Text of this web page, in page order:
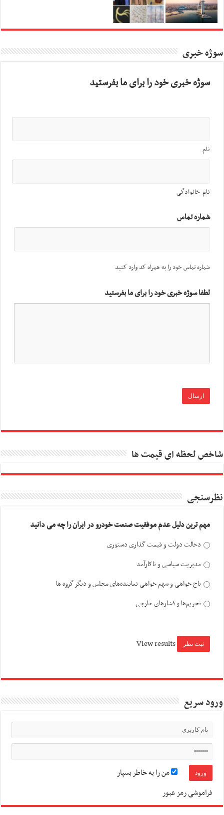
سوژه خبری
سوژه خبری خود را برای ما بفرستید
نام
نام خانوادگی
شماره تماس
شماره تماس خود را به همراه کد وارد کنید
لطفا سوژه خبری خود را برای ما بفرستید
شاخص لحظه ای قیمت ها
نظرسنجی
مهم ترین دلیل عدم موفقیت صنعت خودرو در ایران را چه می دانید
دخالت دولت و قیمت گذاری دستوری
مدیریت سیاسی و ناکارآمد
باج خواهی و سهم خواهی نماینده‌های مجلس و دیگر گروه ها
تحریم‌ها و فشارهای خارجی
View results
ورود سریع
من را به خاطر بسپار
فراموشی رمز عبور